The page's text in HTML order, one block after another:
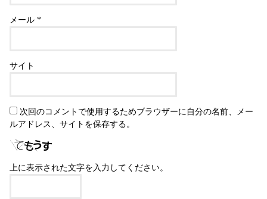
メール*
サイト
次回のコメントで使用するためブラウザーに自分の名前、メー
ルアドレス、サイトを保存する。
上に表示された文字を入力してください。